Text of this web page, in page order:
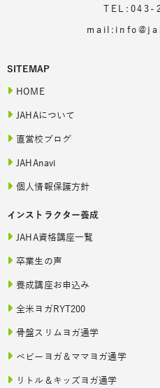
TEL:043-
SITEMAP
HOME
JAHAについて
直営校ブログ
JAHAnavi
個人情報保護方針
インストラクター養成
JAHA資格講座一覧
卒業生の声
養成講座お申込み
全米ヨガRYT200
骨盤スリムヨガ通学
ベビーヨガ＆ママヨガ通学
リトル＆キッズヨガ通学